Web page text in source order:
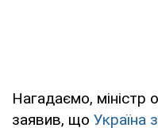
Нагадаємо, міністр
заявив, що Україна